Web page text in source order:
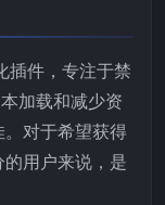
插件，专注于禁
加载和减少资
对于希望获得
用户来说，是